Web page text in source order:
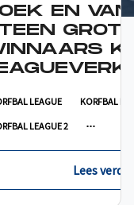
EN VAN
LEAGUE KORFBAL
LEAGUE 2
Lees verder